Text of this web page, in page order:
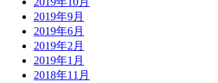
2019年9月
2019年6月
2019年2月
2019年1月
2018年11月